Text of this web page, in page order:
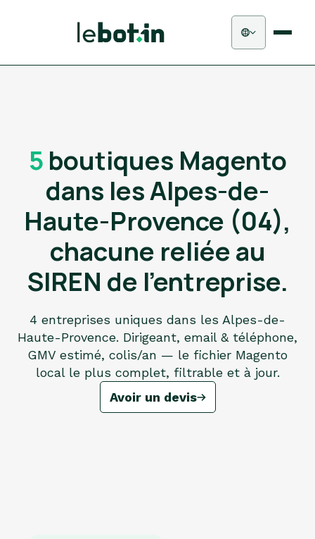
5 boutiques Magento
dans les Alpes-de-
Haute-Provence (04),
chacune reliée au
SIREN de l'entreprise.
4 entreprises uniques dans les Alpes-de-
Haute-Provence. Dirigeant, email & téléphone,
GMV estimé, colis/an — le fichier Magento
local le plus complet, filtrable et à jour.
Avoir un devis